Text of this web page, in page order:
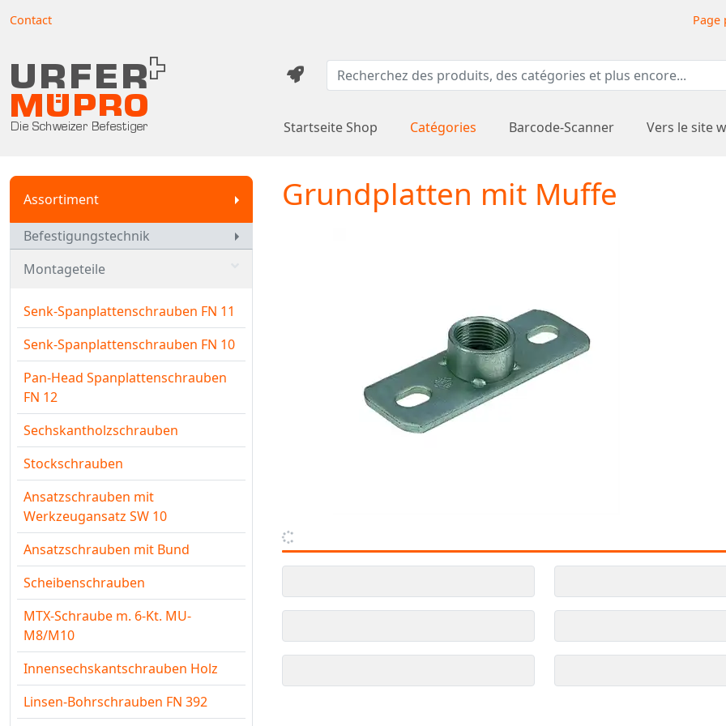
Contact Page
Startseite Shop Catégories Barcode-Scanner Vers le site
Assortiment
Befestigungstechnik
Montageteile
Senk-Spanplattenschrauben FN 11
Senk-Spanplattenschrauben FN 10
Pan-Head Spanplattenschrauben
FN 12
Sechskantholzschrauben
Stockschrauben
Ansatzschrauben mit
Werkzeugansatz SW 10
Ansatzschrauben mit Bund
Scheibenschrauben
MTX-Schraube m. 6-Kt. MU-
M8/M10
Innensechskantschrauben Holz
Linsen-Bohrschrauben FN 392
Grundplatten mit Muffe